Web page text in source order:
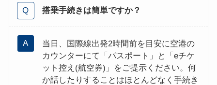
搭乗手続きは簡単ですか？
当日、国際線出発2時間前を目安に空港の
カウンターにて「パスポート」と「eチケ
ット控え(航空券)」をご提示ください。何
か話したりすることはほとんどなく手続き